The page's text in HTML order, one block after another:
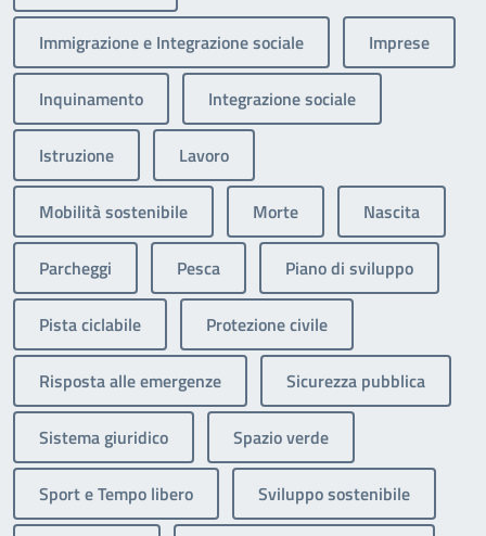
Immigrazione e Integrazione sociale Imprese
Inquinamento Integrazione sociale
Istruzione Lavoro
Mobilità sostenibile Morte Nascita
Parcheggi Pesca Piano di sviluppo
Pista ciclabile Protezione civile
Risposta alle emergenze Sicurezza pubblica
Sistema giuridico Spazio verde
Sport e Tempo libero Sviluppo sostenibile